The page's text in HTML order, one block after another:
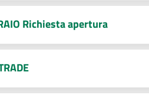
Richiesta apertura